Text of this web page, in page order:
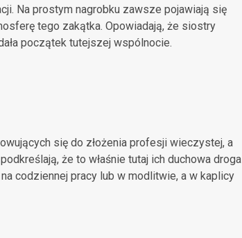
Na prostym nagrobku zawsze pojawiają się
tego zakątka. Opowiadają, że siostry
początek tutejszej wspólnocie.
się do złożenia profesji wieczystej, a
że to właśnie tutaj ich duchowa droga
codziennej pracy lub w modlitwie, a w kaplicy